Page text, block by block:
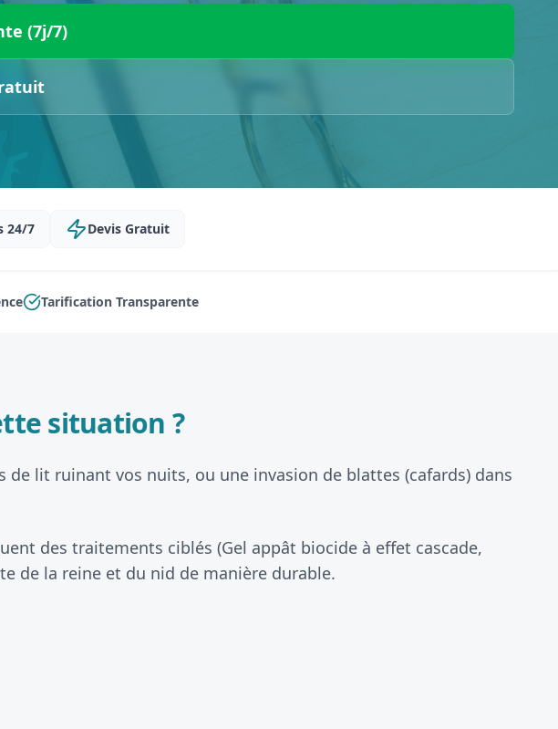
(7j/7)
24/7 Devis Gratuit
Tarification Transparente
situation ?
lit ruinant vos nuits, ou une invasion de blattes (cafards) dans
des traitements ciblés (Gel appât biocide à effet cascade,
de la reine et du nid de manière durable.